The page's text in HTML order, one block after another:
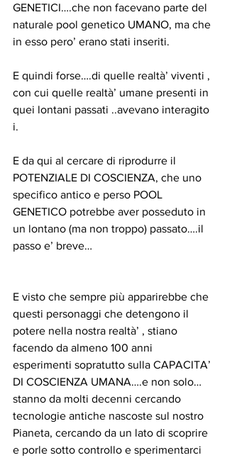
GENETICI….che non facevano parte del
naturale pool genetico UMANO, ma che
in esso pero’ erano stati inseriti.
E quindi forse….di quelle realtà’ viventi ,
con cui quelle realtà’ umane presenti in
quei lontani passati ..avevano interagito
i.
E da qui al cercare di riprodurre il
POTENZIALE DI COSCIENZA, che uno
specifico antico e perso POOL
GENETICO potrebbe aver posseduto in
un lontano (ma non troppo) passato….il
passo e’ breve…
E visto che sempre più apparirebbe che
questi personaggi che detengono il
potere nella nostra realtà’ , stiano
facendo da almeno 100 anni
esperimenti sopratutto sulla CAPACITA’
DI COSCIENZA UMANA….e non solo…
stanno da molti decenni cercando
tecnologie antiche nascoste sul nostro
Pianeta, cercando da un lato di scoprire
e porle sotto controllo e sperimentarci